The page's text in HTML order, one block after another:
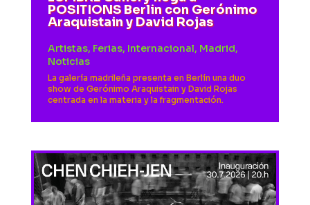
POSITIONS Berlin con Gerónimo
Araquistain y David Rojas
Artistas, Ferias, Internacional, Madrid,
Noticias
La galería madrileña presenta en Berlín una duo
show de Gerónimo Araquistain y David Rojas
centrada en la materia y la fragmentación.